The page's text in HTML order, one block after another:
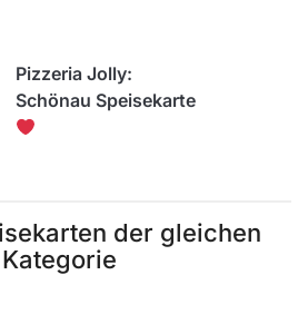
Pizzeria Jolly:
Schönau Speisekarte
der gleichen
Kategorie